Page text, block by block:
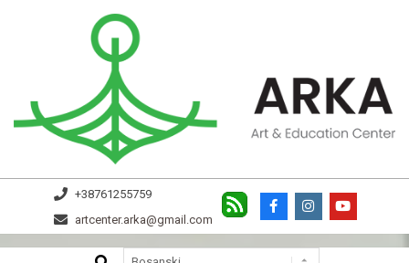
ARKA
+38761255759
artcenter.arka@gmail.com
SEARCH